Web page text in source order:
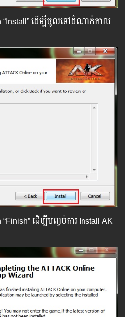
“Install” ដើម្បីចូលទៅដំណាក់កាល
ដើម្បីបញ្ចប់ការ Install AK